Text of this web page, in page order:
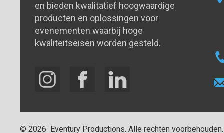
en bieden kwalitatief hoogwaardige
producten en oplossingen voor
evenementen waarbij hoge
kwaliteitseisen worden gesteld.
© 2026 Eventury Productions. Alle rechten voorbehouden.